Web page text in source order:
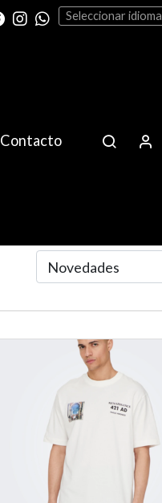
Seleccionar idioma
Contacto
Novedades